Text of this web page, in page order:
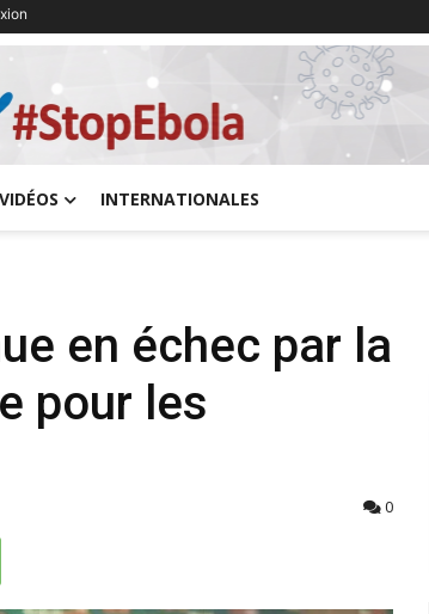
VIDÉOS INTERNATIONALES
en échec par la
pour les
0